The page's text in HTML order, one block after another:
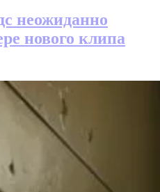
неожиданно
нового клипа